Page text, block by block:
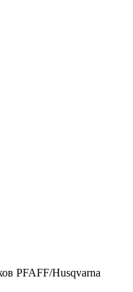
PFAFF/Husqvarna